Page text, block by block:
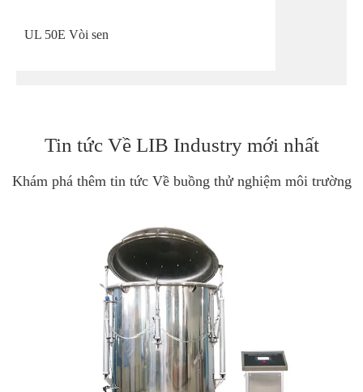
UL 50E Vòi sen
Tin tức Về LIB Industry mới nhất
Khám phá thêm tin tức Về buồng thử nghiệm môi trường